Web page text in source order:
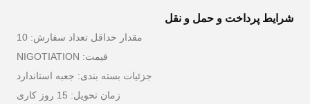
شرایط پرداخت و حمل و نقل
مقدار حداقل تعداد سفارش: 10
قیمت: NIGOTIATION
جزئیات بسته بندی: جعبه استاندارد
زمان تحویل: 15 روز کاری